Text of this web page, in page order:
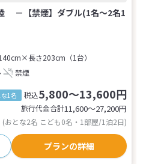
－【禁煙】ダブル(1名～2名1
長さ203cm（1台）
禁煙
1名 税込5,800～13,600円
旅行代金合計11,600〜27,200円
(おとな2名 こども0名・1部屋/1泊2日)
プランの詳細